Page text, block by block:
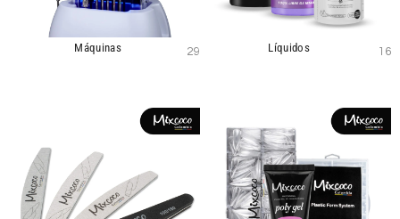
Máquinas 29 Líquidos 16